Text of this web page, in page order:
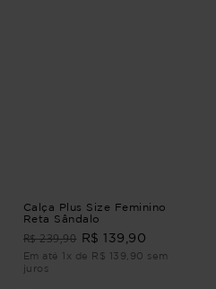
Calça Plus Size Feminino
Reta Sândalo
R$ 239,90 R$ 139,90
Em até 1x de R$ 139,90 sem
juros